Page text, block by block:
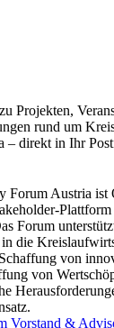
Projekten,
rund um
– direkt in Ihr
Forum Austria ist
Forum
die
von
von
Vorstand &